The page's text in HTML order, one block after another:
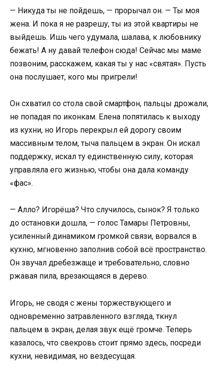
— Никуда ты не пойдешь, — прорычал он. — Ты моя
жена. И пока я не разрешу, ты из этой квартиры не
выйдешь. Ишь чего удумала, шалава, к любовнику
бежать! А ну давай телефон сюда! Сейчас мы маме
позвоним, расскажем, какая ты у нас «святая». Пусть
она послушает, кого мы пригрели!
Он схватил со стола свой смартфон, пальцы дрожали,
не попадая по иконкам. Елена попятилась к выходу
из кухни, но Игорь перекрыл ей дорогу своим
массивным телом, тыча пальцем в экран. Он искал
поддержку, искал ту единственную силу, которая
управляла его жизнью, чтобы она дала команду
«фас».
— Алло? Игорёша? Что случилось, сынок? Я только
до остановки дошла, — голос Тамары Петровны,
усиленный динамиком громкой связи, ворвался в
кухню, мгновенно заполнив собой всё пространство.
Он звучал дребезжаще и требовательно, словно
ржавая пила, врезающаяся в дерево.
Игорь, не сводя с жены торжествующего и
одновременно затравленного взгляда, ткнул
пальцем в экран, делая звук ещё громче. Теперь
казалось, что свекровь стоит прямо здесь, посреди
кухни, невидимая, но вездесущая.